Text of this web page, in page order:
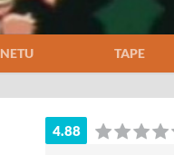
NETU TAPE
4.88